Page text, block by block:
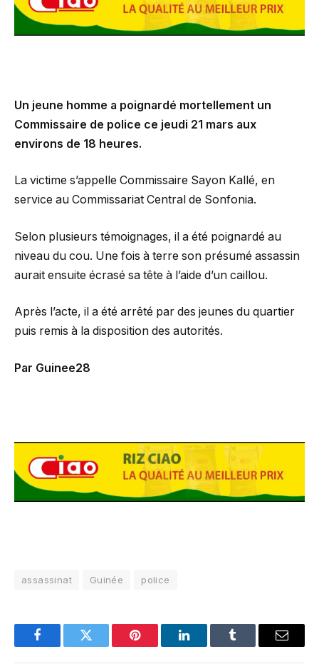
Un jeune homme a poignardé mortellement un
Commissaire de police ce jeudi 21 mars aux
environs de 18 heures.
La victime s’appelle Commissaire Sayon Kallé, en
service au Commissariat Central de Sonfonia.
Selon plusieurs témoignages, il a été poignardé au
niveau du cou. Une fois à terre son présumé assassin
aurait ensuite écrasé sa tête à l’aide d’un caillou.
Après l’acte, il a été arrêté par des jeunes du quartier
puis remis à la disposition des autorités.
Par Guinee28
assassinat Guinée police
FacebookTwitter Pinterest LinkedInTumblr Email